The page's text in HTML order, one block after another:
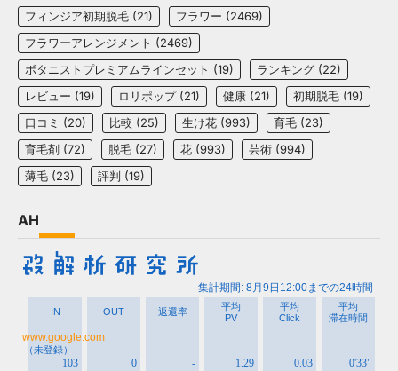
フィンジア初期脱毛 (21) フラワー (2469)
フラワーアレンジメント (2469)
ボタニストプレミアムラインセット (19) ランキング (22)
レビュー (19) ロリポップ(21) 健康 (21) 初期脱毛 (19)
口コミ (20) 比較 (25) 生け花 (993) 育毛 (23)
育毛剤 (72) 脱毛 (27) 花 (993) 芸術 (994)
薄毛 (23) 評判 (19)
AH